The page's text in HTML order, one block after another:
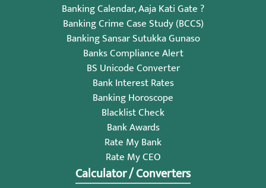
Banking Calendar, Aaja Kati Gate ?
Banking Crime Case Study (BCCS)
Banking Sansar Sutukka Gunaso
Banks Compliance Alert
BS Unicode Converter
Bank Interest Rates
Banking Horoscope
Blacklist Check
Bank Awards
Rate My Bank
Rate My CEO
Calculator / Converters